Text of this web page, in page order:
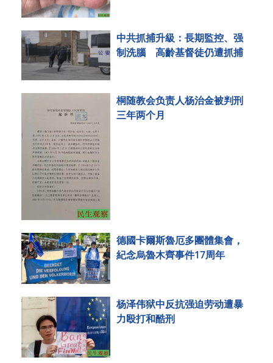
中共抓捕升級：長期監控、强
制洗腦 高齡基督徒仍遭抓捕
桐随教会负责人杨治金被判刑
三年两个月
德國卡爾斯魯厄多團體集會，
紀念烏魯木齊事件17周年
杨泽伟狱中反抗强迫劳动遭暴
力殴打和酷刑